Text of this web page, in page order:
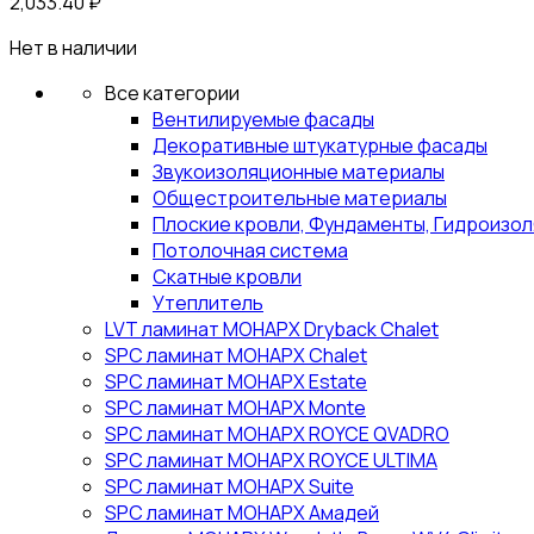
Нет в наличии
Все категории
Вентилируемые фасады
Декоративные штукатурные фасады
Звукоизоляционные материалы
Общестроительные материалы
Плоские кровли, Фундаменты,
Потолочная система
Скатные кровли
Утеплитель
LVT ламинат МОНАРХ Dryback Chalet
SPC ламинат МОНАРХ Chalet
SPC ламинат МОНАРХ Estate
SPC ламинат МОНАРХ Monte
SPC ламинат МОНАРХ ROYCE QVADRO
SPC ламинат МОНАРХ ROYCE ULTIMA
SPC ламинат МОНАРХ Suite
SPC ламинат МОНАРХ Амадей